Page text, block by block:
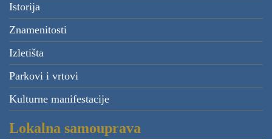
Istorija
Znamenitosti
Izletišta
Parkovi i vrtovi
Kulturne manifestacije
Lokalna samouprava